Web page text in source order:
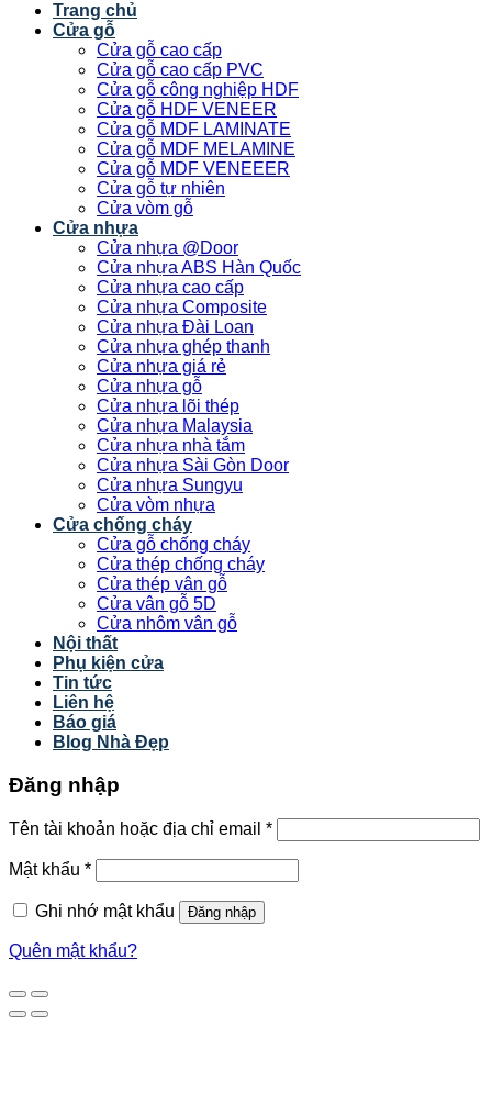
Trang chủ
Cửa gỗ
Cửa gỗ cao cấp
Cửa gỗ cao cấp PVC
Cửa gỗ công nghiệp HDF
Cửa gỗ HDF VENEER
Cửa gỗ MDF LAMINATE
Cửa gỗ MDF MELAMINE
Cửa gỗ MDF VENEEER
Cửa gỗ tự nhiên
Cửa vòm gỗ
Cửa nhựa
Cửa nhựa @Door
Cửa nhựa ABS Hàn Quốc
Cửa nhựa cao cấp
Cửa nhựa Composite
Cửa nhựa Đài Loan
Cửa nhựa ghép thanh
Cửa nhựa giá rẻ
Cửa nhựa gỗ
Cửa nhựa lõi thép
Cửa nhựa Malaysia
Cửa nhựa nhà tắm
Cửa nhựa Sài Gòn Door
Cửa nhựa Sungyu
Cửa vòm nhựa
Cửa chống cháy
Cửa gỗ chống cháy
Cửa thép chống cháy
Cửa thép vân gỗ
Cửa vân gỗ 5D
Cửa nhôm vân gỗ
Nội thất
Phụ kiện cửa
Tin tức
Liên hệ
Báo giá
Blog Nhà Đẹp
Đăng nhập
Tên tài khoản hoặc địa chỉ email *
Mật khẩu *
Ghi nhớ mật khẩu Đăng nhập
Quên mật khẩu?